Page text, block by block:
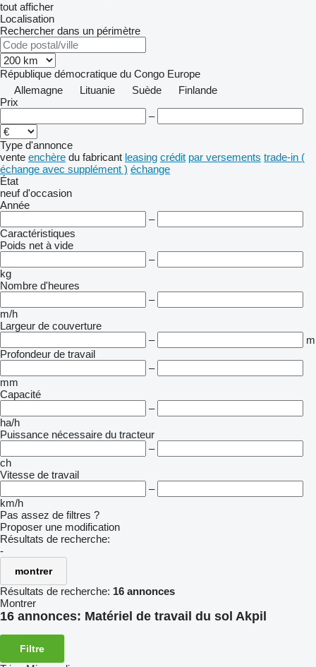
tout afficher
Localisation
Rechercher dans un périmètre
République démocratique du Congo Europe
Allemagne
Lituanie Suède
Finlande
Prix
–
Type d'annonce
vente enchère du fabricant leasing crédit par versements trade-in (
échange avec supplément ) échange
État
neuf d'occasion
Année
–
Caractéristiques
Poids net à vide
–
kg
Nombre d'heures
–
m/h
Largeur de couverture
–
m
Profondeur de travail
–
mm
Capacité
–
ha/h
Puissance nécessaire du tracteur
–
ch
Vitesse de travail
–
km/h
Pas assez de filtres ?
Proposer une modification
Résultats de recherche:
-
montrer
Résultats de recherche: 16 annonces
Montrer
16 annonces: Matériel de travail du sol Akpil
Filtre